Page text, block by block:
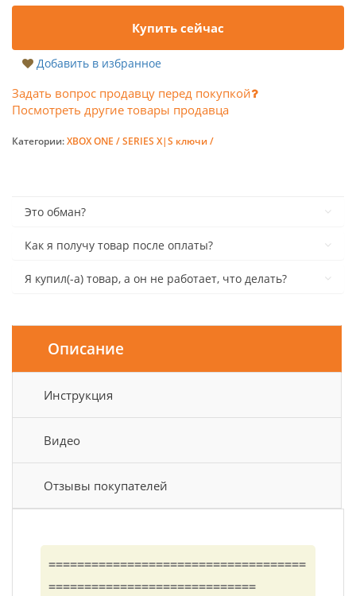
Купить сейчас
Добавить в избранное
Задать вопрос продавцу перед покупкой
Посмотреть другие товары продавца
Категории:XBOX ONE / SERIES X|S ключи /
Это обман?
Как я получу товар после оплаты?
Я купил(-а) товар, а он не работает, что делать?
Описание
Инструкция
Видео
Отзывы покупателей
====================================
=============================